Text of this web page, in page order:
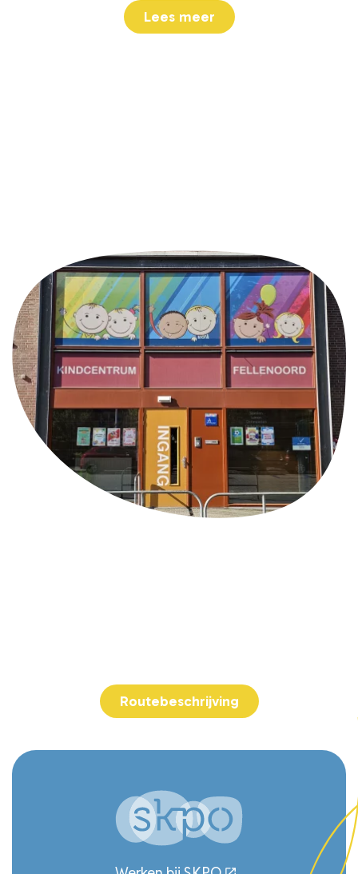
Lees meer
Routebeschrijving